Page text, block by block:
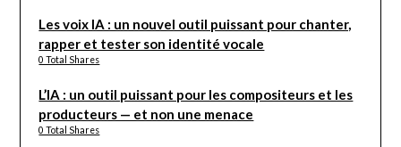
Les voix IA : un nouvel outil puissant pour chanter,
rapper et tester son identité vocale
0 Total Shares
L’IA : un outil puissant pour les compositeurs et les
producteurs — et non une menace
0 Total Shares